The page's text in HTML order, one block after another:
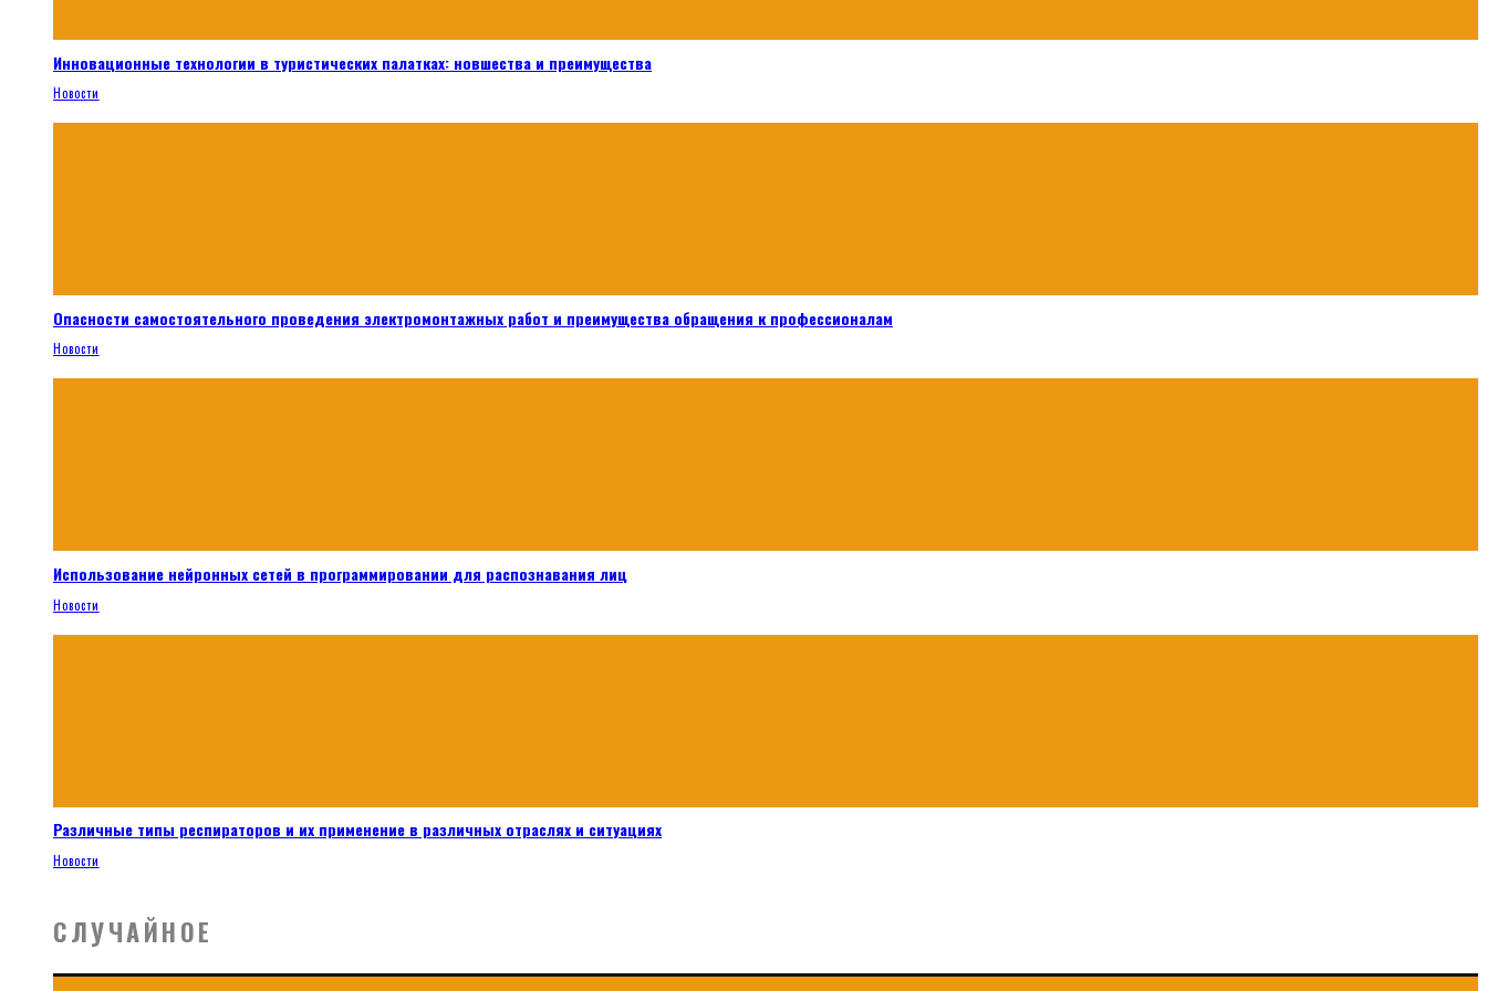
Инновационные технологии в туристических палатках: новшества и преимущества
Новости
Опасности самостоятельного проведения электромонтажных работ и преимущества обращения к профессионалам
Новости
Использование нейронных сетей в программировании для распознавания лиц
Новости
Различные типы респираторов и их применение в различных отраслях и ситуациях
Новости
СЛУЧАЙНОЕ